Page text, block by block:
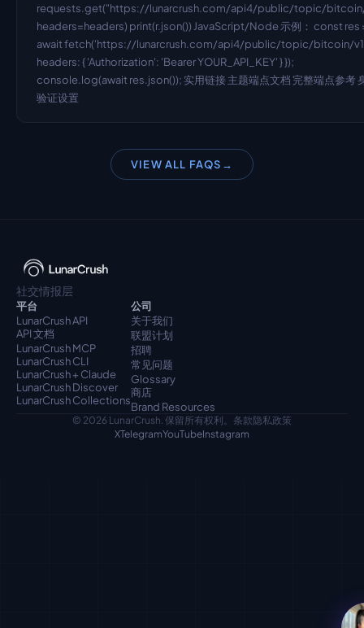
requests.get("https://lunarcrush.com/api4/public/topic/
headers=headers) print(r.json()) JavaScript/Node 示例： const res
await fetch('https://lunarcrush.com/api4/public/topic/bitcoin/
headers: { 'Authorization': 'Bearer YOUR_API_KEY' } });
console.log(await res.json()); 实用链接 主题端点文档 完整端点参考
验证设置
VIEW ALL FAQS →
社交情报层
平台
LunarCrush API
API 文档
LunarCrush MCP
LunarCrush CLI
LunarCrush + Claude
LunarCrush Discover
LunarCrush Collections
公司
关于我们
联盟计划
招聘
常见问题
Glossary
商店
Brand Resources
© 2026 LunarCrush. 保留所有权利。 条款隐私政策
XTelegramYouTubeInstagram